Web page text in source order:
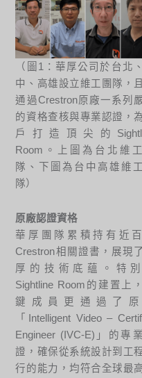
（圖1：華厚公司於台北
中、高雄設立維工團隊，
通過Crestron原廠一系列
的資格查核與專業認證，
戶打造頂尖的
Room。上圖為台北維
隊、下圖為台中高雄維
隊）
原廠認證資格
華厚團隊累積持有近
Crestron相關證書，展現
厚的技術底蘊。特
Sightline Room的建置上
鍵成員更通過了原
「Intelligent Video –
Engineer (IVC-E)」的專
證，確保從系統設計到工
行的能力，均符合全球最